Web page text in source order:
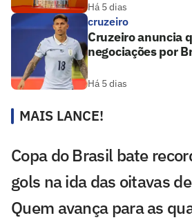
Há 5 dias
cruzeiro
Cruzeiro anuncia
negociações por
Há 5 dias
MAIS LANCE!
Copa do Brasil bate
gols na ida das oitavas
Quem avança para as